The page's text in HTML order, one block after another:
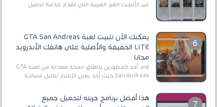
عبر الأنترنت الغير العربية التي تقدم خدمة تحميل
يمكنك الآن تثبيت لعبة GTA San Andreas
LITE الخفيفة والأصلية على هاتفك الأندرويد
مجانا
قام أحد المطورين بإطلاق نسخة معدلة من لعبة GTA
San Andreas حيث أخد بعين الإعتبار تقليل مساحة
هذا أفضل برنامج جربته لتحميل جميع